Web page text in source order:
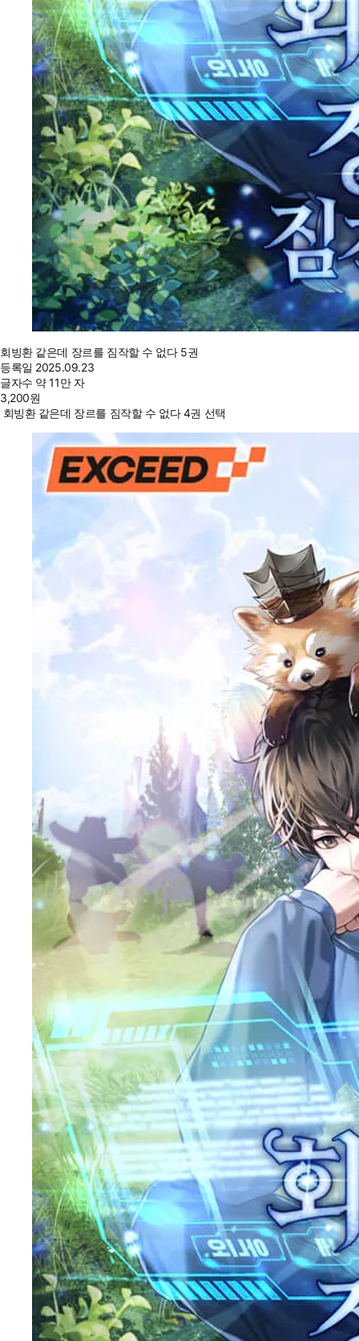
회빙환 같은데 장르를 짐작할 수 없다 5권
등록일 2025.09.23
글자수 약 11만 자
3,200원
회빙환 같은데 장르를 짐작할 수 없다 4권 선택